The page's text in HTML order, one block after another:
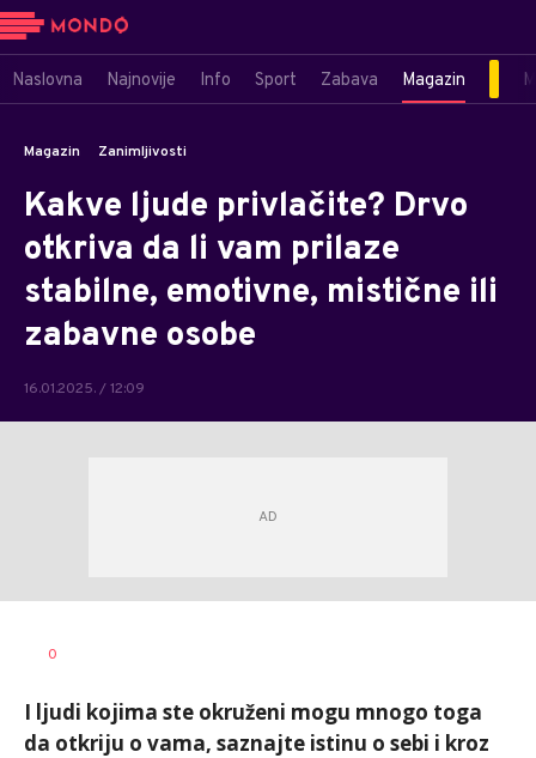
Naslovna Najnovije Info Sport Zabava Magazin
Magazin Zanimljivosti
Kakve ljude privlačite? Drvo
otkriva da li vam prilaze
stabilne, emotivne, mistične ili
zabavne osobe
16.01.2025. / 12:09
0
I ljudi kojima ste okruženi mogu mnogo toga
da otkriju o vama, saznajte istinu o sebi i kroz